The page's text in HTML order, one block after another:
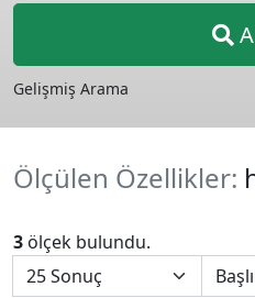
Gelişmiş Arama
Ölçülen Özellikler:
3 ölçek bulundu.